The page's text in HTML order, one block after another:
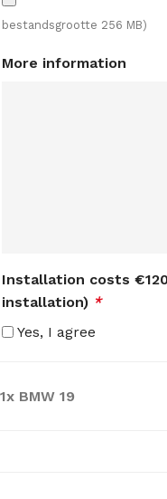
bestandsgrootte 256 MB)
More information
Installation costs
installation) *
Yes, I agree
1x BMW 19